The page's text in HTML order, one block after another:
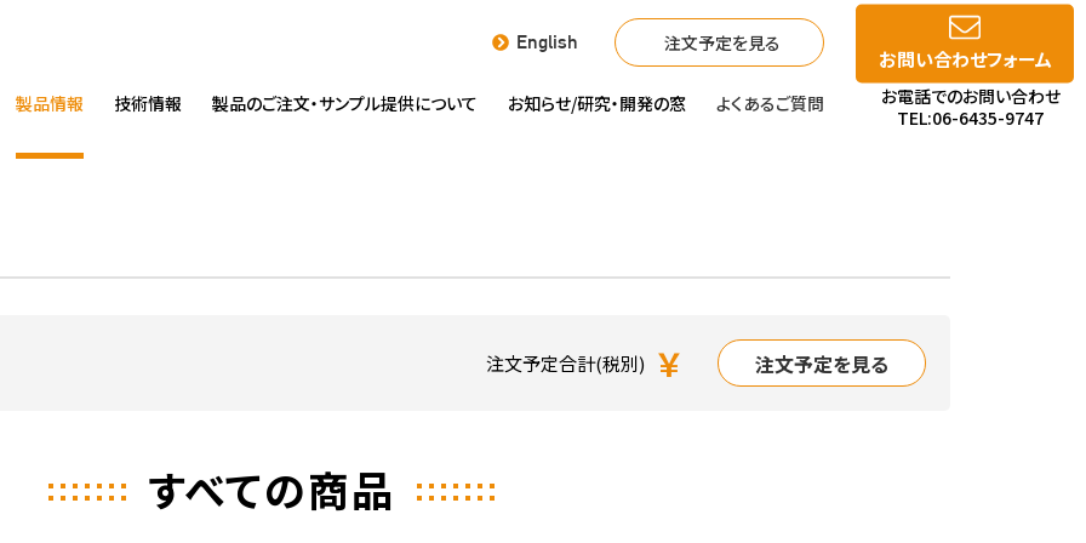
English 注文予定を見る
製品情報 技術情報 製品のご注文・サンプル提供について お知らせ/研究・開発の窓 よくあるご質問
お問い合わせフォーム
お電話でのお問い合わせ
TEL:06-6435-9747
注文予定合計(税別) ￥ 注文予定を見る
すべての商品